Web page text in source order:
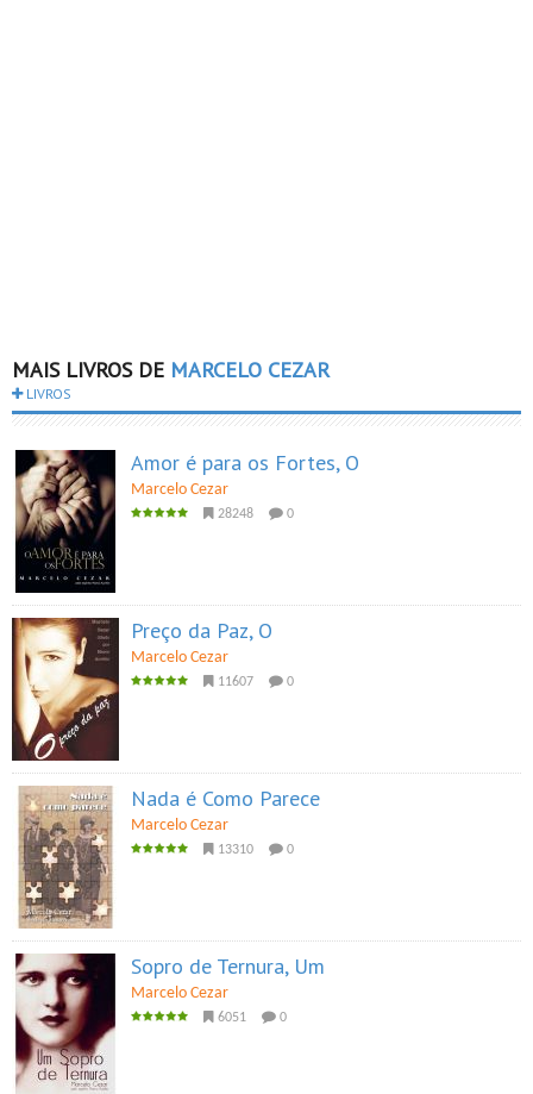
MAIS LIVROS DE MARCELO CEZAR
LIVROS
Amor é para os Fortes, O
Marcelo Cezar
28248 0
Preço da Paz, O
Marcelo Cezar
11607 0
Nada é Como Parece
Marcelo Cezar
13310 0
Sopro de Ternura, Um
Marcelo Cezar
6051 0